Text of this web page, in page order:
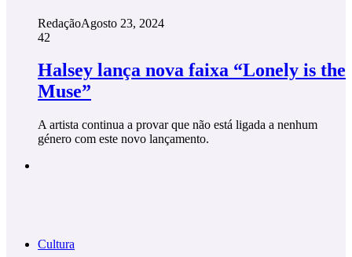
RedaçãoAgosto 23, 2024
42
Halsey lança nova faixa “Lonely is the
Muse”
A artista continua a provar que não está ligada a nenhum
género com este novo lançamento.
Cultura